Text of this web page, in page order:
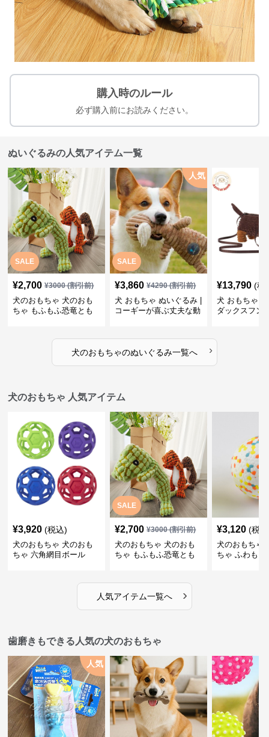
購入時のルール
必ず購入前にお読みください。
ぬいぐるみの人気アイテム一覧
SALE
¥2,700 ¥3000(割引前)
犬のおもちゃ 犬のおも
ちゃ もふもふ恐竜とも
SALE
人気
¥3,860 ¥4290(割引前)
犬 おもちゃ ぬいぐるみ |
コーギーが喜ぶ丈夫な動
¥13,790 (税
犬 おもちゃ
ダックスフン
犬のおもちゃのぬいぐるみ一覧へ ›
犬のおもちゃ 人気アイテム
¥3,920 (税込)
犬のおもちゃ 犬のおも
ちゃ 六角網目ボール
SALE
¥2,700 ¥3000(割引前)
犬のおもちゃ 犬のおも
ちゃ もふもふ恐竜とも
¥3,120 (税
犬のおもちゃ
ちゃ ふわもこ
人気アイテム一覧へ ›
歯磨きもできる人気の犬のおもちゃ
人気